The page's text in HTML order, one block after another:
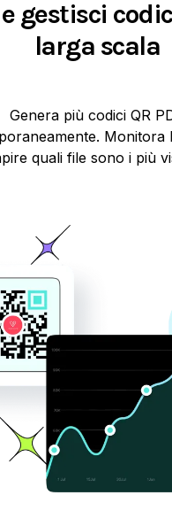
gestisci
larga scala
Genera più codici QR
Monitora
quali file sono i più